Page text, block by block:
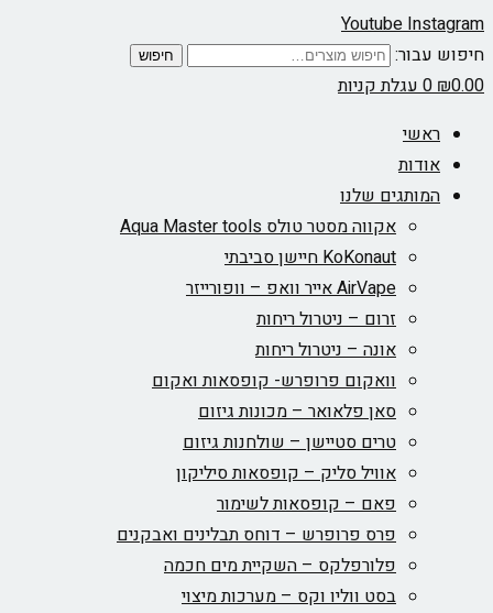
YoutubeInstagram
חיפוש עבור:
חיפוש
₪0.00
0עגלת קניות
ראשי
אודות
המותגים שלנו
אקווה מסטר טולס Aqua Master tools
KoKonaut חיישן סביבתי
AirVape אייר וואפ – וופורייזר
זרום – ניטרול ריחות
אונה – ניטרול ריחות
וואקום פרופרש- קופסאות ואקום
סאן פלאואר – מכונות גיזום
טרים סטיישן – שולחנות גיזום
אוויל סליק – קופסאות סיליקון
פאם – קופסאות לשימור
פרס פרופרש – דוחס תבלינים ואבקנים
פלורפלקס – השקיית מים חכמה
בסט ווליו וקס – מערכות מיצוי